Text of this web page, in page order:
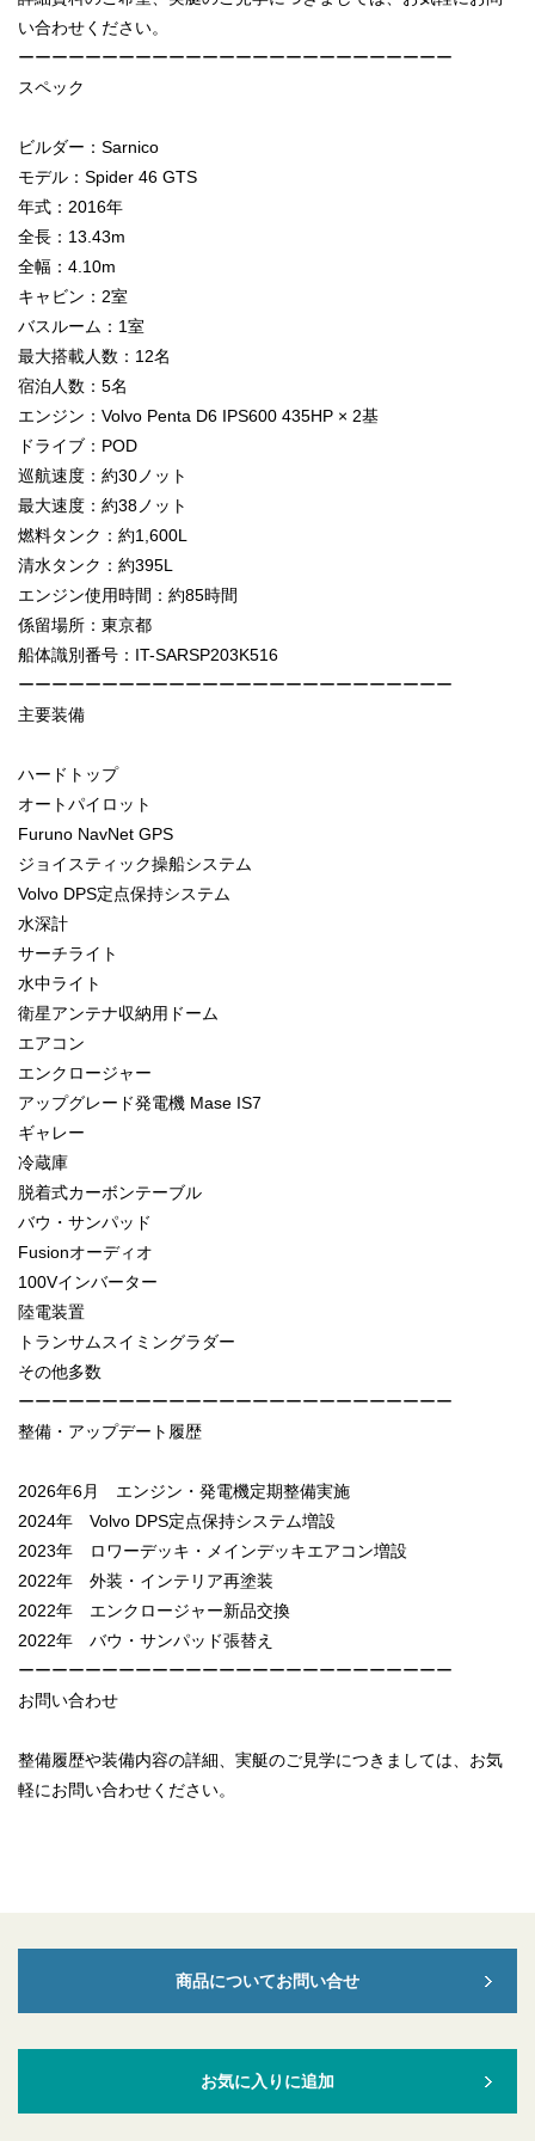
い合わせください。
ーーーーーーーーーーーーーーーーーーーーーーーーーー
スペック
ビルダー：Sarnico
モデル：Spider 46 GTS
年式：2016年
全長：13.43m
全幅：4.10m
キャビン：2室
バスルーム：1室
最大搭載人数：12名
宿泊人数：5名
エンジン：Volvo Penta D6 IPS600 435HP × 2基
ドライブ：POD
巡航速度：約30ノット
最大速度：約38ノット
燃料タンク：約1,600L
清水タンク：約395L
エンジン使用時間：約85時間
係留場所：東京都
船体識別番号：IT-SARSP203K516
ーーーーーーーーーーーーーーーーーーーーーーーーーー
主要装備
ハードトップ
オートパイロット
Furuno NavNet GPS
ジョイスティック操船システム
Volvo DPS定点保持システム
水深計
サーチライト
水中ライト
衛星アンテナ収納用ドーム
エアコン
エンクロージャー
アップグレード発電機 Mase IS7
ギャレー
冷蔵庫
脱着式カーボンテーブル
バウ・サンパッド
Fusionオーディオ
100Vインバーター
陸電装置
トランサムスイミングラダー
その他多数
ーーーーーーーーーーーーーーーーーーーーーーーーーー
整備・アップデート履歴
2026年6月 エンジン・発電機定期整備実施
2024年 Volvo DPS定点保持システム増設
2023年 ロワーデッキ・メインデッキエアコン増設
2022年 外装・インテリア再塗装
2022年 エンクロージャー新品交換
2022年 バウ・サンパッド張替え
ーーーーーーーーーーーーーーーーーーーーーーーーーー
お問い合わせ
整備履歴や装備内容の詳細、実艇のご見学につきましては、お気
軽にお問い合わせください。
商品についてお問い合せ
お気に入りに追加